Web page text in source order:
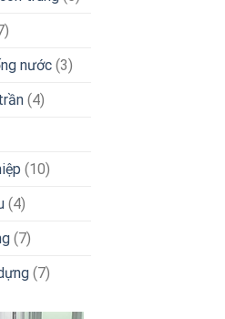
nước(3)
(4)
(10)
(4)
(7)
(7)